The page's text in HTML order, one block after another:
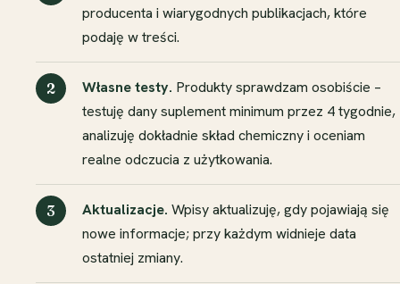
producenta i wiarygodnych publikacjach, które
podaję w treści.
Własne testy. Produkty sprawdzam osobiście –
testuję dany suplement minimum przez 4 tygodnie,
analizuję dokładnie skład chemiczny i oceniam
realne odczucia z użytkowania.
Aktualizacje. Wpisy aktualizuję, gdy pojawiają się
nowe informacje; przy każdym widnieje data
ostatniej zmiany.